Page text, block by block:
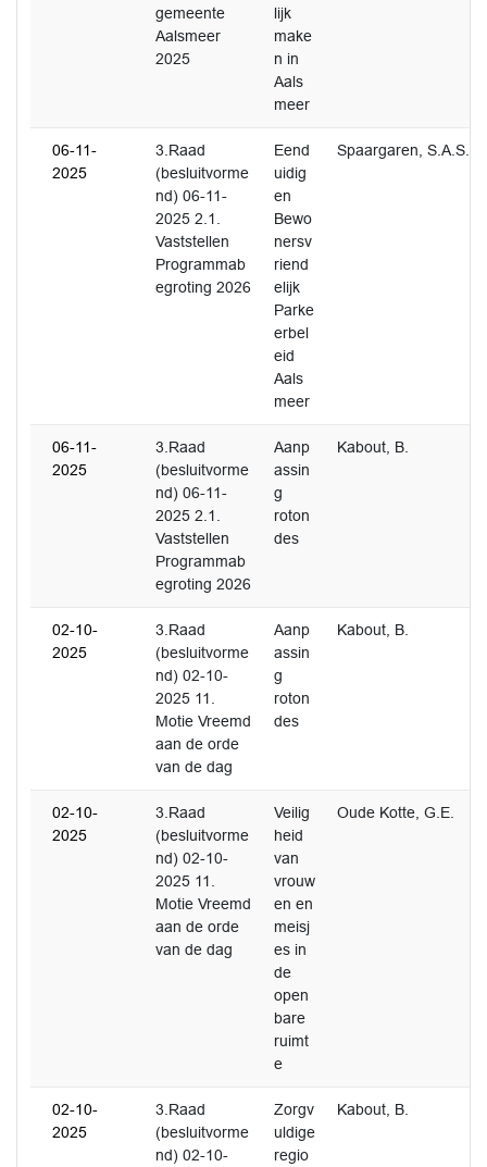
gemeente
Aalsmeer
2025
lijk
make
n in
Aals
meer
06-11-
2025
3.Raad
(besluitvorme
nd) 06-11-
2025 2.1.
Vaststellen
Programmab
egroting 2026
Eend
uidig
en
Bewo
nersv
riend
elijk
Parke
erbel
eid
Aals
meer
Spaargaren, S.A.S.
06-11-
2025
3.Raad
(besluitvorme
nd) 06-11-
2025 2.1.
Vaststellen
Programmab
egroting 2026
Aanp
assin
g
roton
des
Kabout, B.
02-10-
2025
3.Raad
(besluitvorme
nd) 02-10-
2025 11.
Motie Vreemd
aan de orde
van de dag
Aanp
assin
g
roton
des
Kabout, B.
02-10-
2025
3.Raad
(besluitvorme
nd) 02-10-
2025 11.
Motie Vreemd
aan de orde
van de dag
Veilig
heid
van
vrouw
en en
meisj
es in
de
open
bare
ruimt
e
Oude Kotte, G.E.
02-10-
2025
3.Raad
(besluitvorme
nd) 02-10-
Zorgv
uldige
regio
Kabout, B.